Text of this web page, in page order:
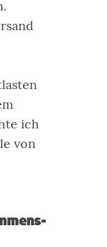
ich
von